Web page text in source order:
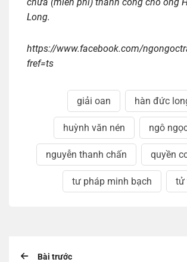
Long.
https://www.facebook.com/
fref=ts
giải oan hàn đức
huỳnh văn nén ngô
nguyễn thanh chấn quyền
tư pháp minh bạch tử
Bài trước